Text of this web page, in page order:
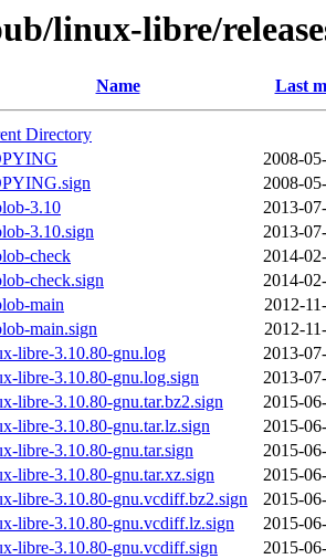
linux-libre/
Name Last
Directory
2008-
2008-
3.10
2013-
3.10.sign
2013-
check
2014-
check.sign
2014-
main
2012-
main.sign
2012-
libre-3.10.80-gnu.log
2013-
libre-3.10.80-gnu.log.sign
2013-
libre-3.10.80-gnu.tar.bz2.sign
2015-
libre-3.10.80-gnu.tar.lz.sign
2015-
libre-3.10.80-gnu.tar.sign
2015-
libre-3.10.80-gnu.tar.xz.sign
2015-
libre-3.10.80-gnu.vcdiff.bz2.sign
2015-
libre-3.10.80-gnu.vcdiff.lz.sign
2015-
libre-3.10.80-gnu.vcdiff.sign
2015-